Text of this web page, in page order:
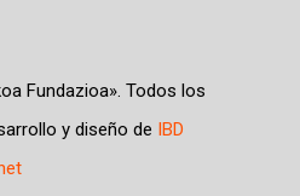
Fundazioa». Todos los
y diseño de IBD